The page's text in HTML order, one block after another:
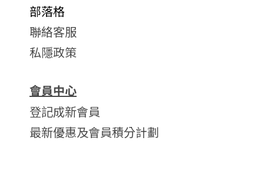
部落格
聯絡客服
私隱政策
會員中心
登記成新會員
最新優惠及會員積分計劃